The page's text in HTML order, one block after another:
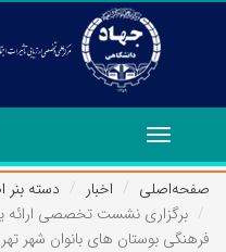
Toggle
navigation
صفحه‌اصلی
اخبار
دسته بنر
برگزاری نشست تخصصی ارائه
فرهنگی بوستان های بانوان شهر